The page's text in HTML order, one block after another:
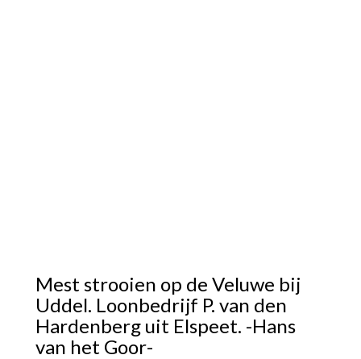
Mest strooien op de Veluwe bij
Uddel. Loonbedrijf P. van den
Hardenberg uit Elspeet. -Hans
van het Goor-